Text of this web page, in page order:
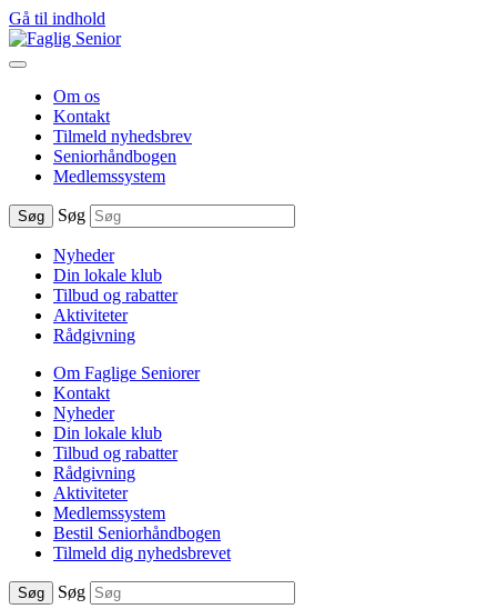
Gå til indhold
Om os
Kontakt
Tilmeld nyhedsbrev
Seniorhåndbogen
Medlemssystem
Søg Søg
Nyheder
Din lokale klub
Tilbud og rabatter
Aktiviteter
Rådgivning
Om Faglige Seniorer
Kontakt
Nyheder
Din lokale klub
Tilbud og rabatter
Rådgivning
Aktiviteter
Medlemssystem
Bestil Seniorhåndbogen
Tilmeld dig nyhedsbrevet
Søg Søg